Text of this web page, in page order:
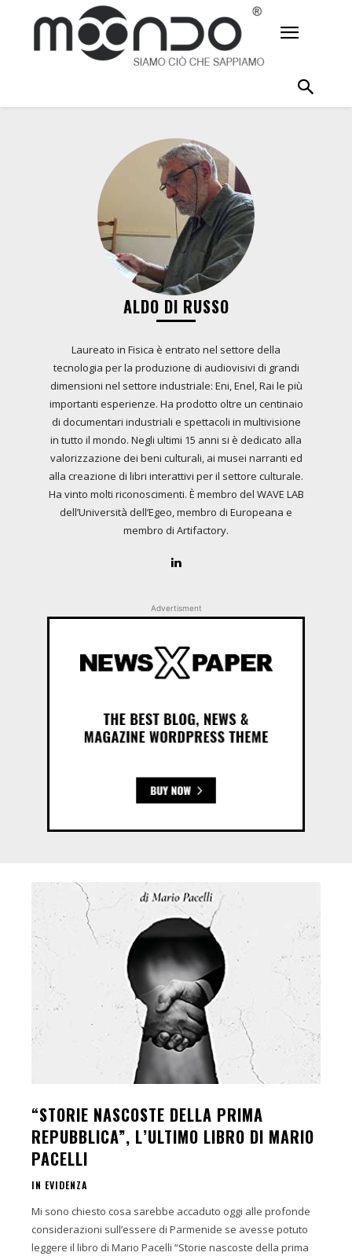
ALDO DI RUSSO
Laureato in Fisica è entrato nel settore della
tecnologia per la produzione di audiovisivi di grandi
dimensioni nel settore industriale: Eni, Enel, Rai le più
importanti esperienze. Ha prodotto oltre un centinaio
di documentari industriali e spettacoli in multivisione
in tutto il mondo. Negli ultimi 15 anni si è dedicato alla
valorizzazione dei beni culturali, ai musei narranti ed
alla creazione di libri interattivi per il settore culturale.
Ha vinto molti riconoscimenti. È membro del WAVE LAB
dell’Università dell’Egeo, membro di Europeana e
membro di Artifactory.
Advertisment
“STORIE NASCOSTE DELLA PRIMA
REPUBBLICA”, L’ULTIMO LIBRO DI MARIO
PACELLI
IN EVIDENZA
Mi sono chiesto cosa sarebbe accaduto oggi alle profonde
considerazioni sull’essere di Parmenide se avesse potuto
leggere il libro di Mario Pacelli “Storie nascoste della prima